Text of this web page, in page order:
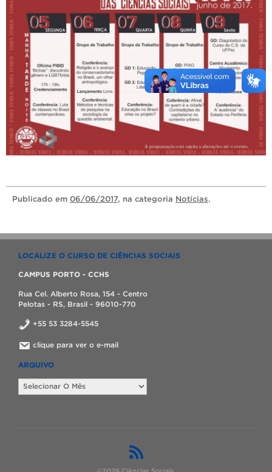
Publicado em 06/06/2017, na categoria Notícias.
LOCALIZE O CURSO DE CIÊNCIAS SOCIAIS
CAMPUS PORTO - CCHS
Rua Cel. Alberto Rosa, 154 - Centro
Pelotas - RS, Brasil - 96010-770
+55 53 3284-5545
clique para ver o e-mail
ARQUIVO
Arquivo